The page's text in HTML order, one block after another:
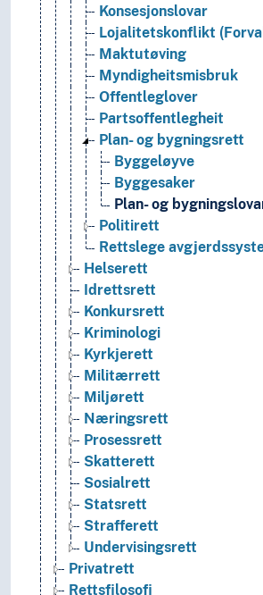
Konsesjonslovar
Lojalitetskonflikt
Maktutøving
Myndigheitsmisbruk
Offentleglover
Partsoffentlegheit
Plan- og bygningsrett
Byggeløyve
Byggesaker
Plan- og
Politirett
Rettslege
Helserett
Idrettsrett
Konkursrett
Kriminologi
Kyrkjerett
Militærrett
Miljørett
Næringsrett
Prosessrett
Skatterett
Sosialrett
Statsrett
Strafferett
Undervisingsrett
Privatrett
Rettsfilosofi